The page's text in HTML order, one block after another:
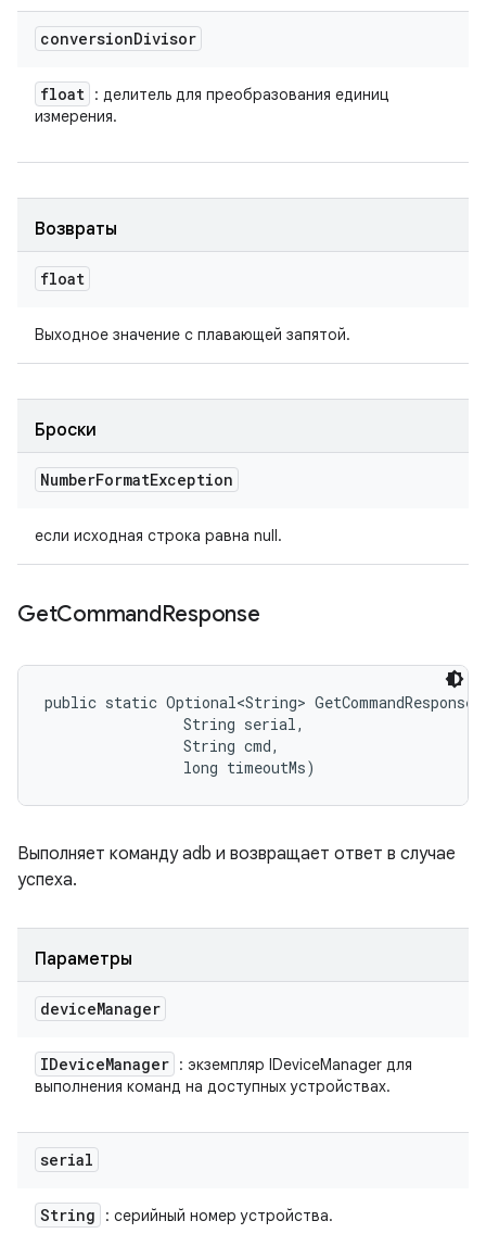
conversionDivisor
float : делитель для преобразования единиц
измерения.
Возвраты
float
Выходное значение с плавающей запятой.
Броски
NumberFormatException
если исходная строка равна null.
GetCommandResponse
public static Optional<String> GetCommandResponse
                String serial,
                String cmd,
                long timeoutMs)
Выполняет команду adb и возвращает ответ в случае
успеха.
Параметры
deviceManager
IDeviceManager : экземпляр IDeviceManager для
выполнения команд на доступных устройствах.
serial
String : серийный номер устройства.